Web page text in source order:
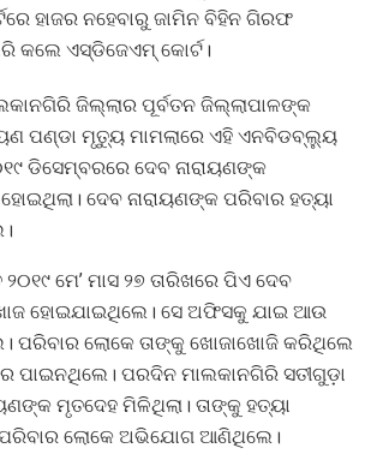
ହାଜର ନହେବାରୁ ଜାମିନ ବିହିନ ଗିରଫ
କଲେ ଏସ୍‌ଡିଜେଏମ୍‌ କୋର୍ଟ।
ଜିଲ୍ଲାର ପୂର୍ବତନ ଜିଲ୍ଲାପାଳଙ୍କ
ପଣ୍ଡା ମୃତ୍ୟୁ ମାମଲାରେ ଏହି ଏନବିଡବ୍ଲ୍ୟୁ
ଡିସେମ୍ବରରେ ଦେବ ନାରାୟଣଙ୍କ
ଦେବ ନାରାୟଣଙ୍କ ପରିବାର ହତ୍ୟା
ମେ’ ମାସ ୨୭ ତାରିଖରେ ପିଏ ଦେବ
ହୋଇଯାଇଥିଲେ। ସେ ଅଫିସକୁ ଯାଇ ଆଉ
ପରିବାର ଲୋକେ ତାଙ୍କୁ ଖୋଜାଖୋଜି କରିଥିଲେ
ପରଦିନ ମାଲକାନଗିରି ସତୀଗୁଡ଼ା
ମୃତଦେହ ମିଳିଥିଲା। ତାଙ୍କୁ ହତ୍ୟା
ପରିବାର ଲୋକେ ଅଭିଯୋଗ ଆଣିଥିଲେ।